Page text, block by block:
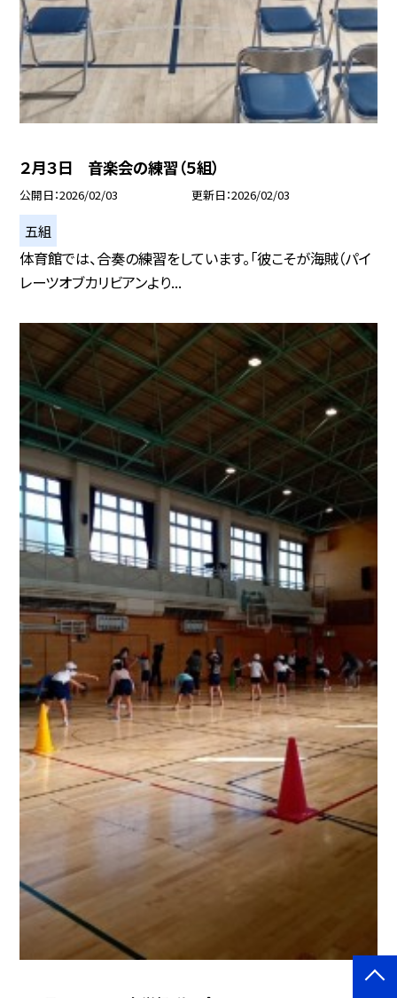
２月３日 音楽会の練習（５組）
公開日 2026/02/03 更新日 2026/02/03
五組
体育館では、合奏の練習をしています。「彼こそが海賊（パイ
レーツオブカリビアンより...